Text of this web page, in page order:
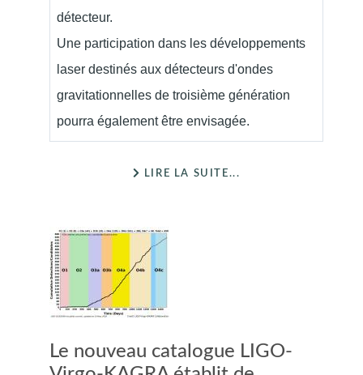
détecteur.
Une participation dans les développements
laser destinés aux détecteurs d'ondes
gravitationnelles de troisième génération
pourra également être envisagée.
LIRE LA SUITE...
Le nouveau catalogue LIGO-